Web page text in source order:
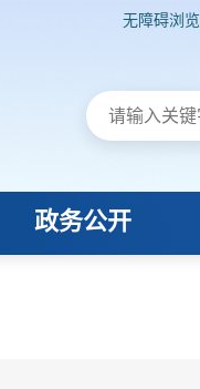
无障碍浏览
政务公开